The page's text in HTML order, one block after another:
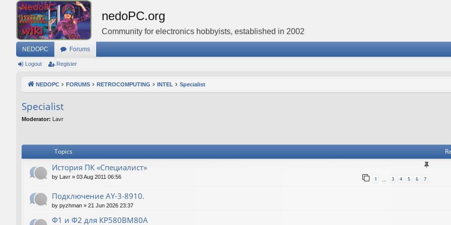
nedoPC.org
Community for electronics hobbyists, established in 2002
NEDOPC Forums
Logout Register
NEDOPC FORUMS RETROCOMPUTING INTEL Specialist
Specialist
Moderator: Lavr
Topics
История ПК «Специалист»
by Lavr » 03 Aug 2011 06:56 1 3 4 5 6 7
Подключение AY-3-8910.
by pyzhman » 21 Jun 2026 23:37
Ф1 и Ф2 для КР580ВМ80А